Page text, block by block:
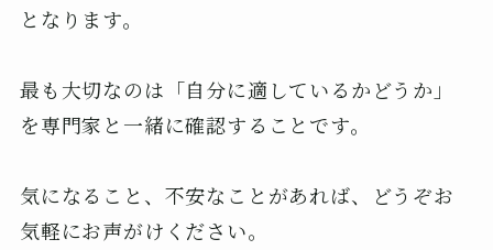
となります。
最も大切なのは「自分に適しているかどうか」
を専門家と一緒に確認することです。
気になること、不安なことがあれば、どうぞお
気軽にお声がけください。